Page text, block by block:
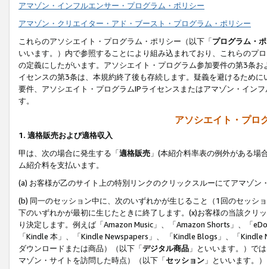
アマゾン・インフルエンサー・プログラム・ポリシー
アマゾン・クリエイター・アド・ブースト・プログラム・ポリシー
これらのアソシエイト・プログラム・ポリシー（以下「プログラム・
いいます。）内で参照することにより組み込まれており、これらのプ
の定義にしたがいます。アソシエイト・プログラム参加要件の第3条
イセンスの第3条は、本規約終了後も存続します。疑義を避けるため
要件、アソシエイト・プログラムIPライセンスまたはアマゾン・イン
す。
アソシエイト・プロ
1. 適格販売および適格収入
甲は、次の場合に発生する「適格販売 」(本紹介料率表の例外がある
ム紹介料を支払います。
(a) お客様が乙のサイト上の特別リンクのクリックスルーにてアマゾン
(b) 同一のセッション中に、次のいずれかが生じること（1回のセッシ
下のいずれかが最初に生じたときに終了します。(x)お客様の当該ク
り決定します。例えば「Amazon Music」、「Amazon Shorts」、「
「Kindle 本」、「Kindle Newspapers」、 「Kindle Blogs」、「
ダウンロードまたは商品）（以下「デジタル商品 」といいます。）で
マゾン・サイトを訪問した時点）（以下「セッション 」といいます。